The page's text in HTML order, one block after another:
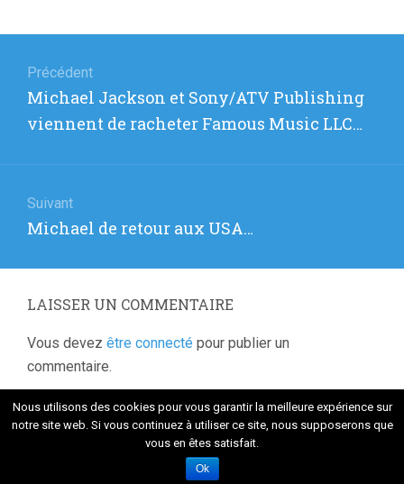
de
l’article
Précédent
Article
précédent
Michael Jackson et Sony/ATV Publishing
viennent de racheter Famous Music LLC…
Suivant
Article
:
Michael de retour aux USA…
LAISSER UN COMMENTAIRE
Vous devez être connecté pour publier un
commentaire.
Nous utilisons des cookies pour vous garantir la meilleure expérience sur
notre site web. Si vous continuez à utiliser ce site, nous supposerons que
vous en êtes satisfait.
Ok